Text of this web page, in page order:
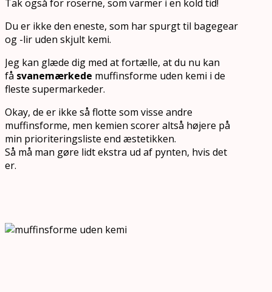
Tak også for roserne, som varmer i en kold tid!
Du er ikke den eneste, som har spurgt til bagegear
og -lir uden skjult kemi.
Jeg kan glæde dig med at fortælle, at du nu kan
få svanemærkede muffinsforme uden kemi i de
fleste supermarkeder.
Okay, de er ikke så flotte som visse andre
muffinsforme, men kemien scorer altså højere på
min prioriteringsliste end æstetikken.
Så må man gøre lidt ekstra ud af pynten, hvis det
er.